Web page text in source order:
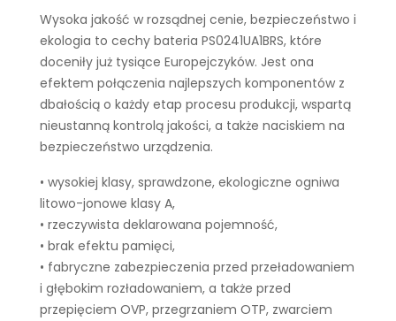
Wysoka jakość w rozsądnej cenie, bezpieczeństwo i
ekologia to cechy bateria PS0241UA1BRS, które
doceniły już tysiące Europejczyków. Jest ona
efektem połączenia najlepszych komponentów z
dbałością o każdy etap procesu produkcji, wspartą
nieustanną kontrolą jakości, a także naciskiem na
bezpieczeństwo urządzenia.
• wysokiej klasy, sprawdzone, ekologiczne ogniwa
litowo-jonowe klasy A,
• rzeczywista deklarowana pojemność,
• brak efektu pamięci,
• fabryczne zabezpieczenia przed przeładowaniem
i głębokim rozładowaniem, a także przed
przepięciem OVP, przegrzaniem OTP, zwarciem